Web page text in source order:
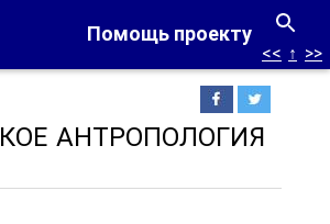
Помощь проекту
<< ↑ >>
АНТРОПОЛОГИЯ